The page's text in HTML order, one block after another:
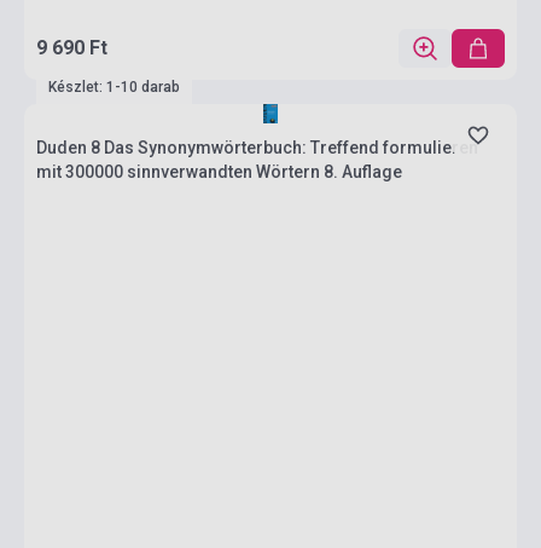
9 690 Ft
Készlet: 1-10 darab
Duden 8 Das Synonymwörterbuch: Treffend formulieren
mit 300000 sinnverwandten Wörtern 8. Auflage